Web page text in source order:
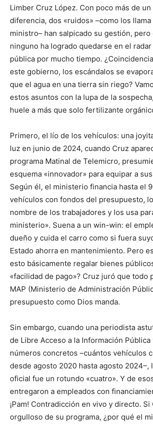
Limber Cruz López. Con poco más de un
diferencia, dos «ruidos» –como los
ministro– han salpicado su gestión,
ninguno ha logrado quedarse en el
pública por mucho tiempo.
este gobierno, los escándalos se
que el agua en una tierra sin riego?
estos asuntos con la lupa de la
huele a más que solo fertilizante
Primero, el lío de los vehículos: una
luz en junio de 2024, cuando Cruz
programa Matinal de Telemicro,
esquema «innovador» para equipar a
Según él, el ministerio financia hasta el
vehículos con fondos del presupuesto,
nombre de los trabajadores y los usa
ministerio». Suena a un win-win: el
dueño y cuida el carro como si fuera
Estado ahorra en mantenimiento. Pero
esto básicamente regalar bienes
«facilidad de pago»? Cruz juró que todo
MAP (Ministerio de Administración
presupuesto como Dios manda.
Sin embargo, cuando una periodista
de Libre Acceso a la Información
números concretos –cuántos vehículos
desde agosto 2020 hasta agosto 2024–,
oficial fue un rotundo «cuatro». Y de
entregaron a empleados con
¡Pam! Contradicción en vivo y directo. Si
orgulloso de su programa, ¿por qué el